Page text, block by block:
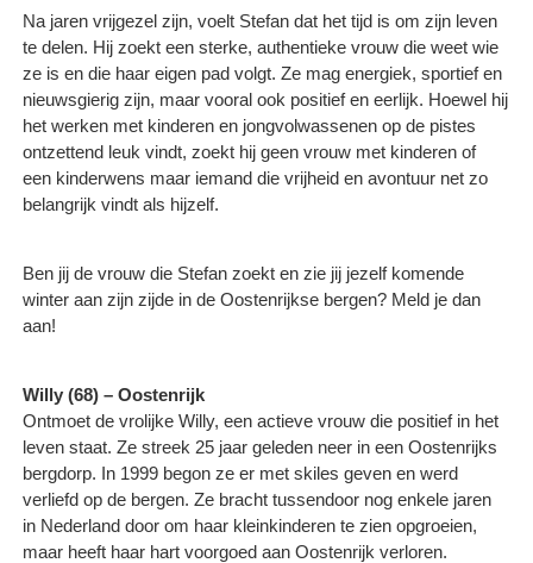
Na jaren vrijgezel zijn, voelt Stefan dat het tijd is om zijn leven
te delen. Hij zoekt een sterke, authentieke vrouw die weet wie
ze is en die haar eigen pad volgt. Ze mag energiek, sportief en
nieuwsgierig zijn, maar vooral ook positief en eerlijk. Hoewel hij
het werken met kinderen en jongvolwassenen op de pistes
ontzettend leuk vindt, zoekt hij geen vrouw met kinderen of
een kinderwens maar iemand die vrijheid en avontuur net zo
belangrijk vindt als hijzelf.
Ben jij de vrouw die Stefan zoekt en zie jij jezelf komende
winter aan zijn zijde in de Oostenrijkse bergen? Meld je dan
aan!
Willy (68) – Oostenrijk
Ontmoet de vrolijke Willy, een actieve vrouw die positief in het
leven staat. Ze streek 25 jaar geleden neer in een Oostenrijks
bergdorp. In 1999 begon ze er met skiles geven en werd
verliefd op de bergen. Ze bracht tussendoor nog enkele jaren
in Nederland door om haar kleinkinderen te zien opgroeien,
maar heeft haar hart voorgoed aan Oostenrijk verloren.